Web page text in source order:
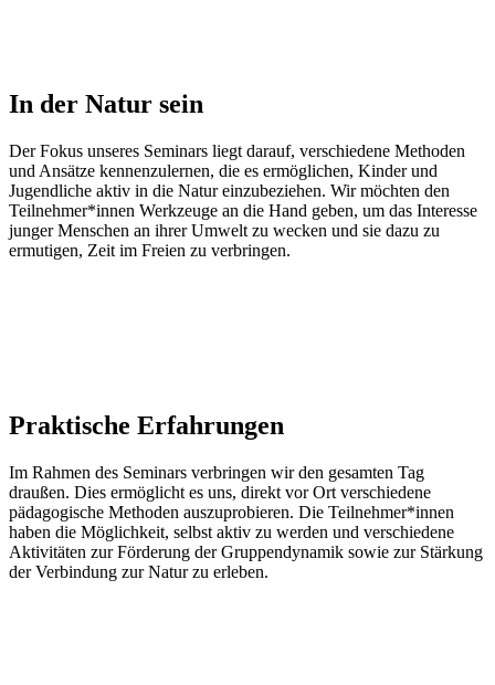
In der Natur sein
Der Fokus unseres Seminars liegt darauf, verschiedene Methoden
und Ansätze kennenzulernen, die es ermöglichen, Kinder und
Jugendliche aktiv in die Natur einzubeziehen. Wir möchten den
Teilnehmer*innen Werkzeuge an die Hand geben, um das Interesse
junger Menschen an ihrer Umwelt zu wecken und sie dazu zu
ermutigen, Zeit im Freien zu verbringen.
Praktische Erfahrungen
Im Rahmen des Seminars verbringen wir den gesamten Tag
draußen. Dies ermöglicht es uns, direkt vor Ort verschiedene
pädagogische Methoden auszuprobieren. Die Teilnehmer*innen
haben die Möglichkeit, selbst aktiv zu werden und verschiedene
Aktivitäten zur Förderung der Gruppendynamik sowie zur Stärkung
der Verbindung zur Natur zu erleben.